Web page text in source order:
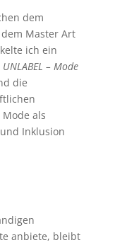
dem
Master Art
ich ein
UNLABEL – Mode
die
als
Inklusion
anbiete, bleibt